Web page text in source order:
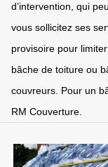
d’intervention, qui
vous sollicitez ses
provisoire pour
bâche de toiture ou
couvreurs. Pour un
RM Couverture.